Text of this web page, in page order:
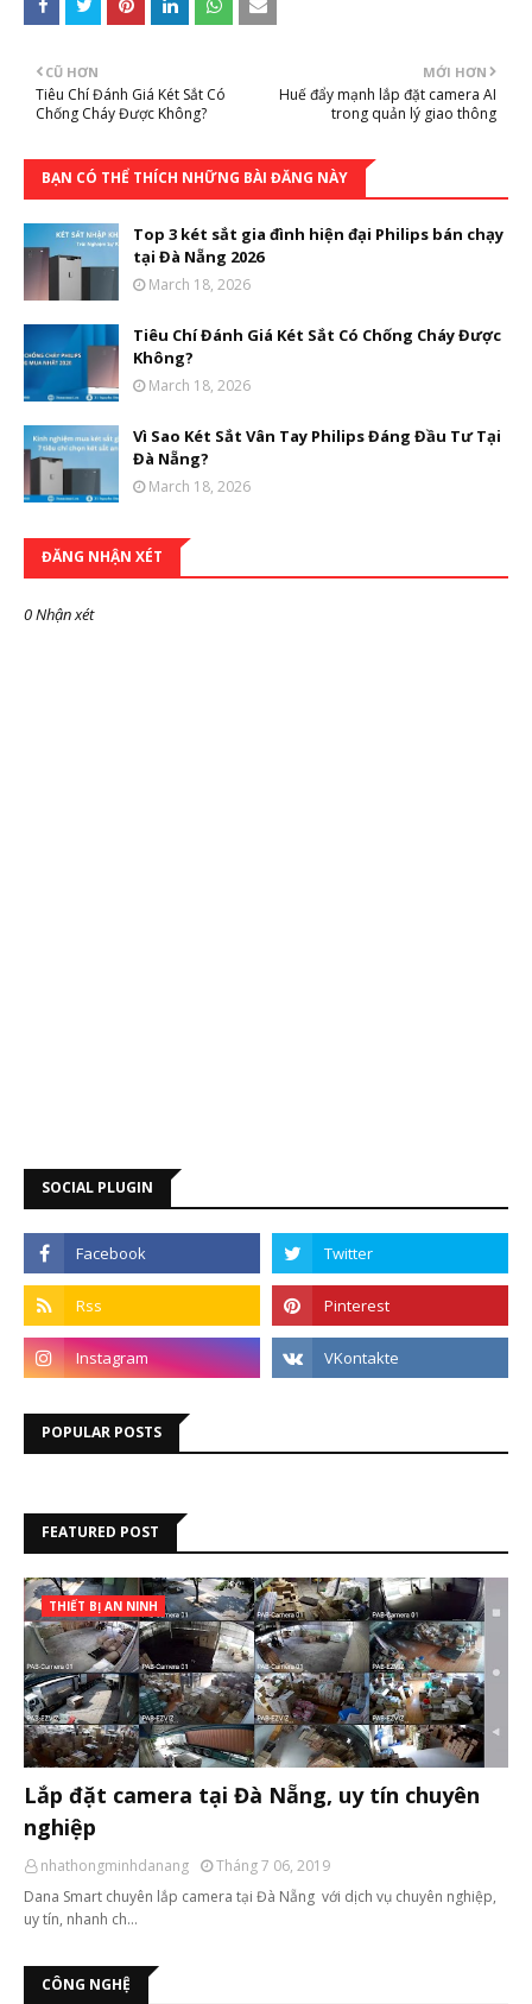
MỚI HƠN
Huế đẩy mạnh lắp đặt camera AI
trong quản lý giao thông
CŨ HƠN
Tiêu Chí Đánh Giá Két Sắt Có
Chống Cháy Được Không?
BẠN CÓ THỂ THÍCH NHỮNG BÀI ĐĂNG NÀY
Top 3 két sắt gia đình hiện đại Philips bán chạy
tại Đà Nẵng 2026
March 18, 2026
Tiêu Chí Đánh Giá Két Sắt Có Chống Cháy Được
Không?
March 18, 2026
Vì Sao Két Sắt Vân Tay Philips Đáng Đầu Tư Tại
Đà Nẵng?
March 18, 2026
ĐĂNG NHẬN XÉT
0 Nhận xét
SOCIAL PLUGIN
POPULAR POSTS
FEATURED POST
THIẾT BỊ AN NINH
Lắp đặt camera tại Đà Nẵng, uy tín chuyên
nghiệp
nhathongminhdanang
Tháng 7 06, 2019
Dana Smart chuyên lắp camera tại Đà Nẵng với dịch vụ chuyên nghiệp,
uy tín, nhanh ch…
CÔNG NGHỆ